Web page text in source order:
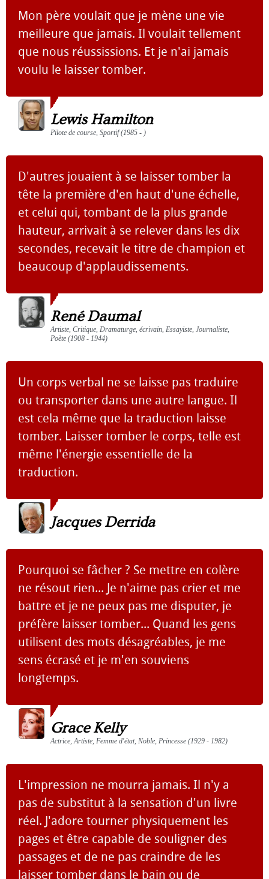
Mon père voulait que je mène une vie
meilleure que jamais. Il voulait tellement
que nous réussissions. Et je n'ai jamais
voulu le laisser tomber.
Lewis Hamilton
Pilote de course, Sportif (1985 - )
D'autres jouaient à se laisser tomber la
tête la première d'en haut d'une échelle,
et celui qui, tombant de la plus grande
hauteur, arrivait à se relever dans les dix
secondes, recevait le titre de champion et
beaucoup d'applaudissements.
René Daumal
Artiste, Critique, Dramaturge, écrivain, Essayiste, Journaliste,
Poète (1908 - 1944)
Un corps verbal ne se laisse pas traduire
ou transporter dans une autre langue. Il
est cela même que la traduction laisse
tomber. Laisser tomber le corps, telle est
même l'énergie essentielle de la
traduction.
Jacques Derrida
Pourquoi se fâcher ? Se mettre en colère
ne résout rien... Je n'aime pas crier et me
battre et je ne peux pas me disputer, je
préfère laisser tomber... Quand les gens
utilisent des mots désagréables, je me
sens écrasé et je m'en souviens
longtemps.
Grace Kelly
Actrice, Artiste, Femme d'état, Noble, Princesse (1929 - 1982)
L'impression ne mourra jamais. Il n'y a
pas de substitut à la sensation d'un livre
réel. J'adore tourner physiquement les
pages et être capable de souligner des
passages et de ne pas craindre de les
laisser tomber dans le bain ou de